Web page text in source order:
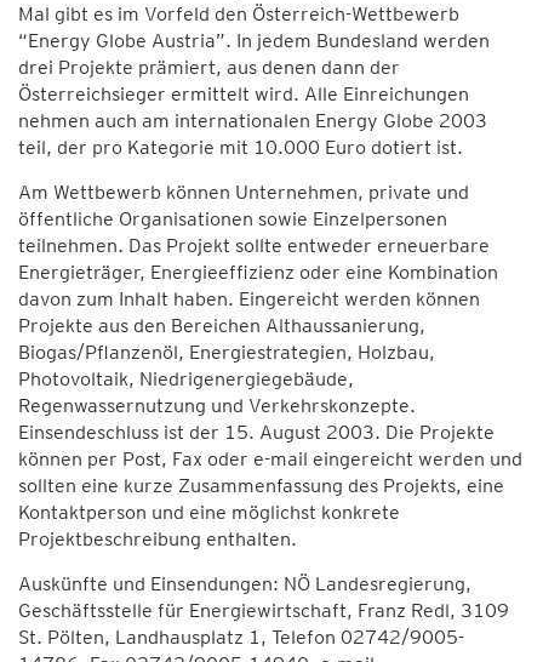
Mal gibt es im Vorfeld den Österreich-Wettbewerb
“Energy Globe Austria”. In jedem Bundesland werden
drei Projekte prämiert, aus denen dann der
Österreichsieger ermittelt wird. Alle Einreichungen
nehmen auch am internationalen Energy Globe 2003
teil, der pro Kategorie mit 10.000 Euro dotiert ist.
Am Wettbewerb können Unternehmen, private und
öffentliche Organisationen sowie Einzelpersonen
teilnehmen. Das Projekt sollte entweder erneuerbare
Energieträger, Energieeffizienz oder eine Kombination
davon zum Inhalt haben. Eingereicht werden können
Projekte aus den Bereichen Althaussanierung,
Biogas/Pflanzenöl, Energiestrategien, Holzbau,
Photovoltaik, Niedrigenergiegebäude,
Regenwassernutzung und Verkehrskonzepte.
Einsendeschluss ist der 15. August 2003. Die Projekte
können per Post, Fax oder e-mail eingereicht werden und
sollten eine kurze Zusammenfassung des Projekts, eine
Kontaktperson und eine möglichst konkrete
Projektbeschreibung enthalten.
Auskünfte und Einsendungen: NÖ Landesregierung,
Geschäftsstelle für Energiewirtschaft, Franz Redl, 3109
St. Pölten, Landhausplatz 1, Telefon 02742/9005-